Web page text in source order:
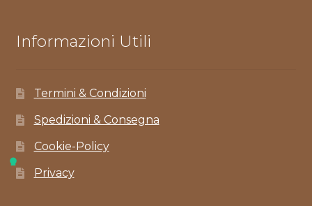
Informazioni Utili
Termini & Condizioni
Spedizioni & Consegna
Cookie-Policy
Privacy